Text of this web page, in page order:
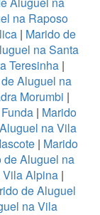
na Raposo
| Marido de
na Santa
Teresinha |
Aluguel na
Morumbi |
| Marido
na Vila
| Marido
de Aluguel na
Vila Alpina |
de Aluguel
na Vila